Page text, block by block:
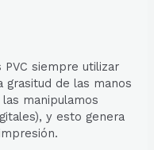
PVC siempre utilizar
grasitud de las manos
manipulamos
y esto genera